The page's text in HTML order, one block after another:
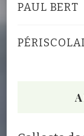
PAUL BERT